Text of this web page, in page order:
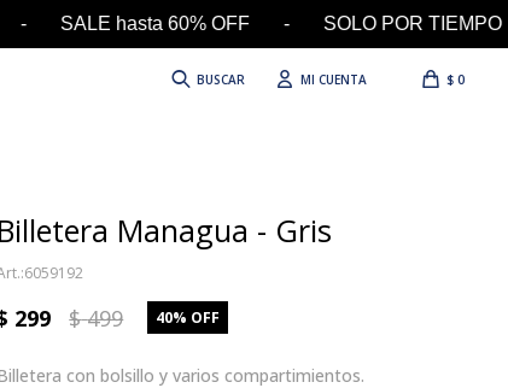
hasta 60% OFF - SOLO POR TIEMPO
$ 0
Billetera Managua - Gris
6059192
299 $ 499 40
con bolsillo y varios compartimientos.